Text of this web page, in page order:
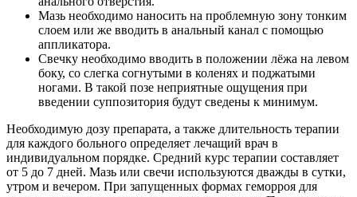
Мазь необходимо наносить на проблемную зону тонким
слоем или же вводить в анальный канал с помощью
аппликатора.
Свечку необходимо вводить в положении лёжа на левом
боку, со слегка согнутыми в коленях и поджатыми
ногами. В такой позе неприятные ощущения при
введении суппозитория будут сведены к минимум.
Необходимую дозу препарата, а также длительность терапии
для каждого больного определяет лечащий врач в
индивидуальном порядке. Средний курс терапии составляет
от 5 до 7 дней. Мазь или свечи используются дважды в сутки,
утром и вечером. При запущенных формах геморроя для